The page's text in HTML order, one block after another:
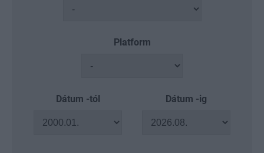
Platform
Dátum -tól Dátum -ig